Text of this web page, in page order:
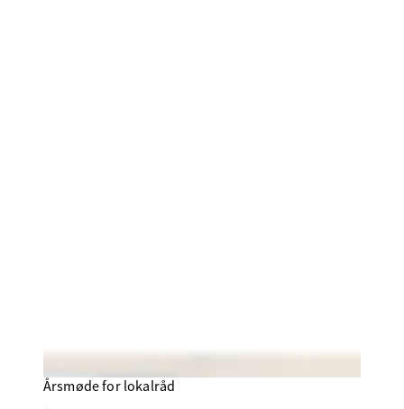
Årsmøde for lokalråd